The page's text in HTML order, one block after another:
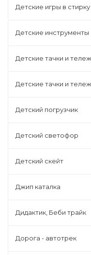
Детские игры в
Детские инструменты
Детские тачки и
Детские тачки и
Детский погрузчик
Детский светофор
Детский скейт
Джип каталка
Дидактик, Беби трайк
Дорога - автотрек